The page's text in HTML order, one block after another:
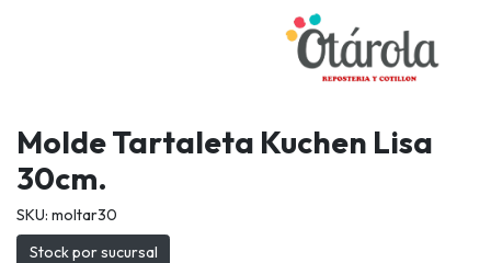
Molde Tartaleta Kuchen Lisa
30cm.
SKU: moltar30
Stock por sucursal